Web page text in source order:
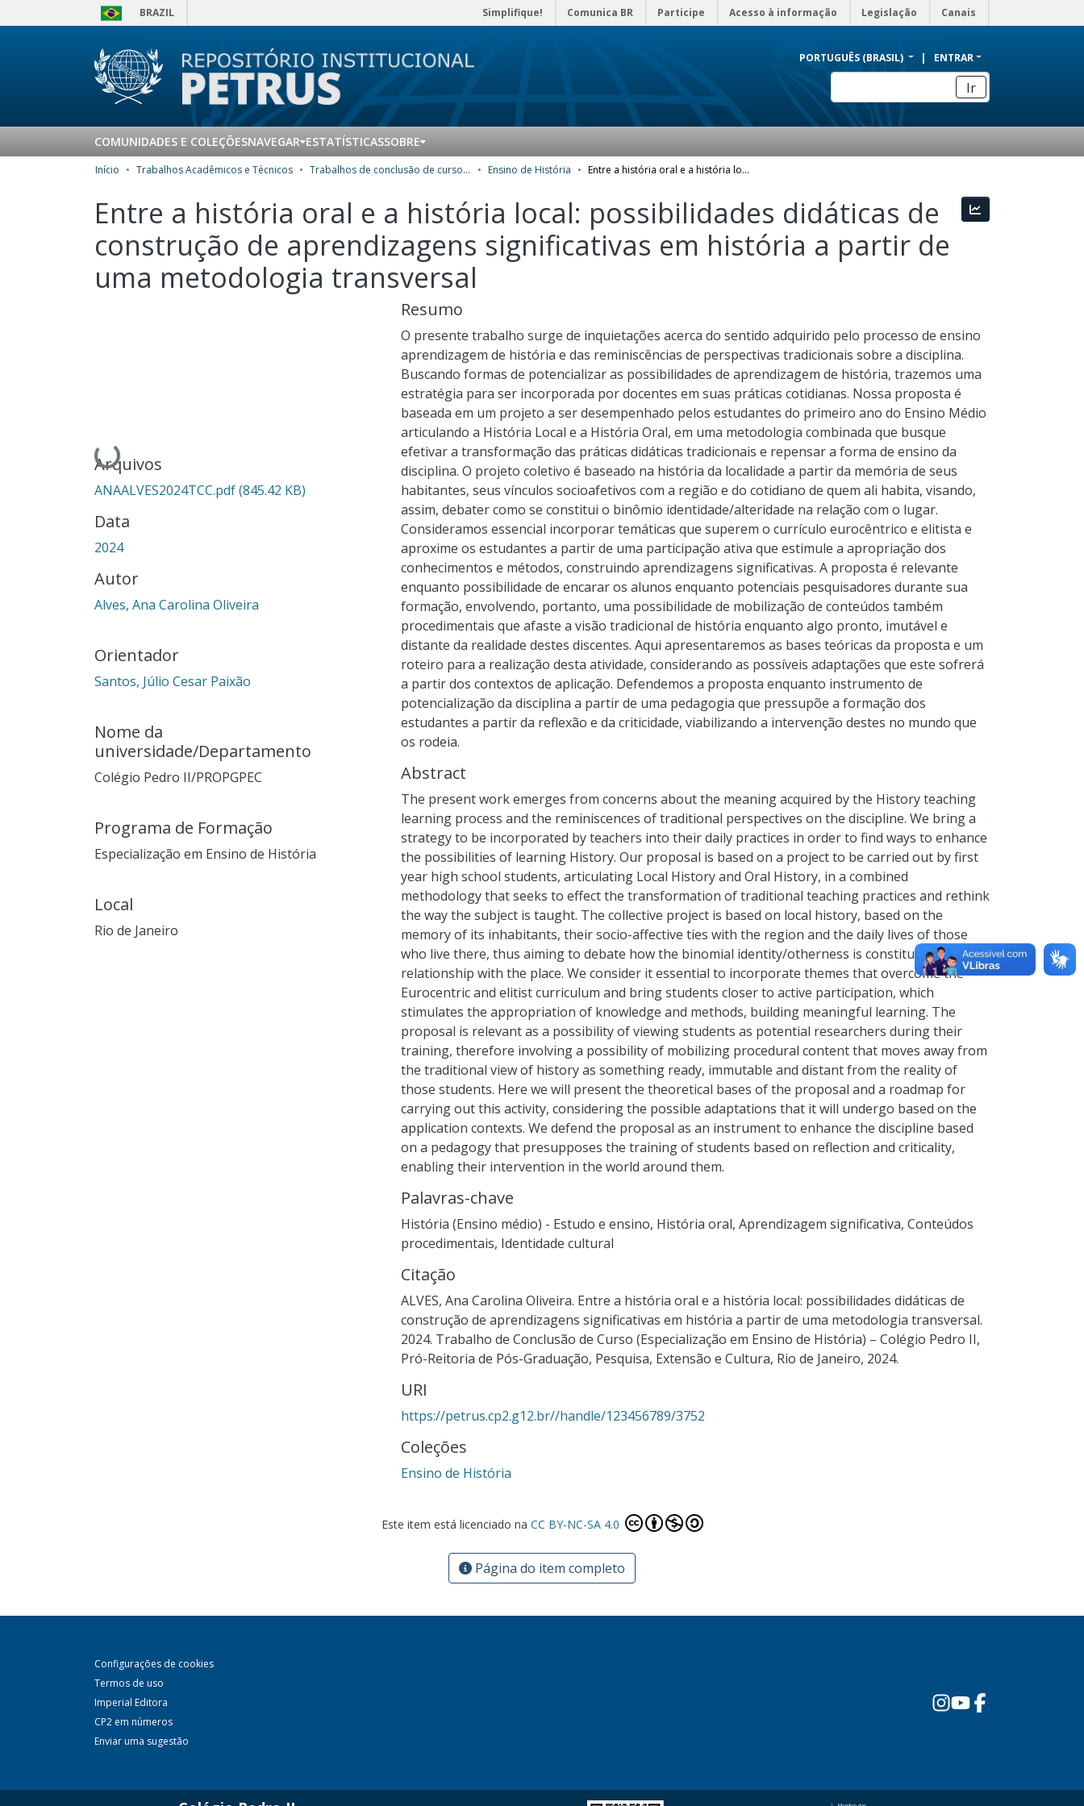
BRAZIL Simplifique! Comunica BR Participe Acesso à informação Legislação Canais
PORTUGUÊS (BRASIL) ENTRAR
Ir
COMUNIDADES E COLEÇÕESNAVEGAR ESTATÍSTICASSOBRE
Início Trabalhos Acadêmicos e Técnicos Trabalhos de conclusão de curso de Especialização Ensino de História Entre a história oral e a história local: possibilidades didáticas de construção de aprendizagens significativas em história a partir de uma metodologia transversal
Entre a história oral e a história local: possibilidades didáticas de
construção de aprendizagens significativas em história a partir de
uma metodologia transversal
Carregando...
Arquivos
ANAALVES2024TCC.pdf(845.42 KB)
Data
2024
Autor
Alves, Ana Carolina Oliveira
Orientador
Santos, Júlio Cesar Paixão
Nome da
universidade/Departamento
Colégio Pedro II/PROPGPEC
Programa de Formação
Especialização em Ensino de História
Local
Rio de Janeiro
Resumo
O presente trabalho surge de inquietações acerca do sentido adquirido pelo processo de ensino
aprendizagem de história e das reminiscências de perspectivas tradicionais sobre a disciplina.
Buscando formas de potencializar as possibilidades de aprendizagem de história, trazemos uma
estratégia para ser incorporada por docentes em suas práticas cotidianas. Nossa proposta é
baseada em um projeto a ser desempenhado pelos estudantes do primeiro ano do Ensino Médio
articulando a História Local e a História Oral, em uma metodologia combinada que busque
efetivar a transformação das práticas didáticas tradicionais e repensar a forma de ensino da
disciplina. O projeto coletivo é baseado na história da localidade a partir da memória de seus
habitantes, seus vínculos socioafetivos com a região e do cotidiano de quem ali habita, visando,
assim, debater como se constitui o binômio identidade/alteridade na relação com o lugar.
Consideramos essencial incorporar temáticas que superem o currículo eurocêntrico e elitista e
aproxime os estudantes a partir de uma participação ativa que estimule a apropriação dos
conhecimentos e métodos, construindo aprendizagens significativas. A proposta é relevante
enquanto possibilidade de encarar os alunos enquanto potenciais pesquisadores durante sua
formação, envolvendo, portanto, uma possibilidade de mobilização de conteúdos também
procedimentais que afaste a visão tradicional de história enquanto algo pronto, imutável e
distante da realidade destes discentes. Aqui apresentaremos as bases teóricas da proposta e um
roteiro para a realização desta atividade, considerando as possíveis adaptações que este sofrerá
a partir dos contextos de aplicação. Defendemos a proposta enquanto instrumento de
potencialização da disciplina a partir de uma pedagogia que pressupõe a formação dos
estudantes a partir da reflexão e da criticidade, viabilizando a intervenção destes no mundo que
os rodeia.
Abstract
The present work emerges from concerns about the meaning acquired by the History teaching
learning process and the reminiscences of traditional perspectives on the discipline. We bring a
strategy to be incorporated by teachers into their daily practices in order to find ways to enhance
the possibilities of learning History. Our proposal is based on a project to be carried out by first
year high school students, articulating Local History and Oral History, in a combined
methodology that seeks to effect the transformation of traditional teaching practices and rethink
the way the subject is taught. The collective project is based on local history, based on the
memory of its inhabitants, their socio-affective ties with the region and the daily lives of those
who live there, thus aiming to debate how the binomial identity/otherness is constituted in the
relationship with the place. We consider it essential to incorporate themes that overcome the
Eurocentric and elitist curriculum and bring students closer to active participation, which
stimulates the appropriation of knowledge and methods, building meaningful learning. The
proposal is relevant as a possibility of viewing students as potential researchers during their
training, therefore involving a possibility of mobilizing procedural content that moves away from
the traditional view of history as something ready, immutable and distant from the reality of
those students. Here we will present the theoretical bases of the proposal and a roadmap for
carrying out this activity, considering the possible adaptations that it will undergo based on the
application contexts. We defend the proposal as an instrument to enhance the discipline based
on a pedagogy that presupposes the training of students based on reflection and criticality,
enabling their intervention in the world around them.
Palavras-chave
História (Ensino médio) - Estudo e ensino, História oral, Aprendizagem significativa, Conteúdos
procedimentais, Identidade cultural
Citação
ALVES, Ana Carolina Oliveira. Entre a história oral e a história local: possibilidades didáticas de
construção de aprendizagens significativas em história a partir de uma metodologia transversal.
2024. Trabalho de Conclusão de Curso (Especialização em Ensino de História) – Colégio Pedro II,
Pró-Reitoria de Pós-Graduação, Pesquisa, Extensão e Cultura, Rio de Janeiro, 2024.
URI
https://petrus.cp2.g12.br//handle/123456789/3752
Coleções
Ensino de História
Este item está licenciado na CC BY-NC-SA 4.0
Página do item completo
Configurações de cookies
Termos de uso
Imperial Editora
CP2 em números
Enviar uma sugestão